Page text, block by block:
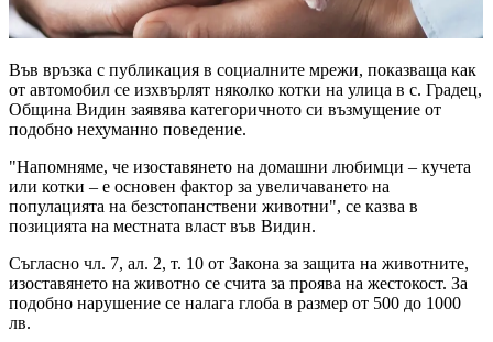
Във връзка с публикация в социалните мрежи, показваща как
от автомобил се изхвърлят няколко котки на улица в с. Градец,
Община Видин заявява категоричното си възмущение от
подобно нехуманно поведение.
"Напомняме, че изоставянето на домашни любимци – кучета
или котки – е основен фактор за увеличаването на
популацията на безстопанствени животни", се казва в
позицията на местната власт във Видин.
Съгласно чл. 7, ал. 2, т. 10 от Закона за защита на животните,
изоставянето на животно се счита за проява на жестокост. За
подобно нарушение се налага глоба в размер от 500 до 1000
лв.